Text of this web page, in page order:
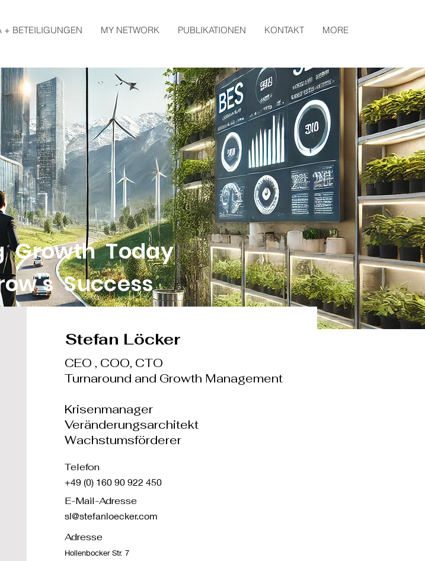
+ BETEILIGUNGEN MY NETWORK PUBLIKATIONEN KONTAKT MORE
Stefan Löcker
CEO , COO, CTO
Turnaround and Growth Management
Krisenmanager
Veränderungsarchitekt
Wachstumsförderer
Telefon
+49 (0) 160 90 922 450
E-Mail-Adresse
sl@stefanloecker.com
Adresse
Hollenbocker Str. 7
Growth Today
Success